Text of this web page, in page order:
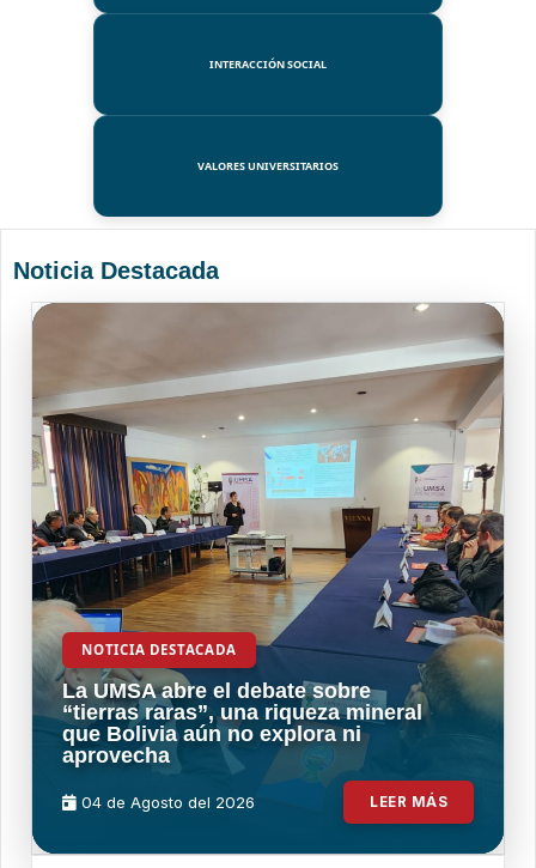
INTERACCIÓN SOCIAL
VALORES UNIVERSITARIOS
Noticia Destacada
NOTICIA DESTACADA
La UMSA abre el debate sobre
“tierras raras”, una riqueza mineral
que Bolivia aún no explora ni
aprovecha
04 de Agosto del 2026 LEER MÁS